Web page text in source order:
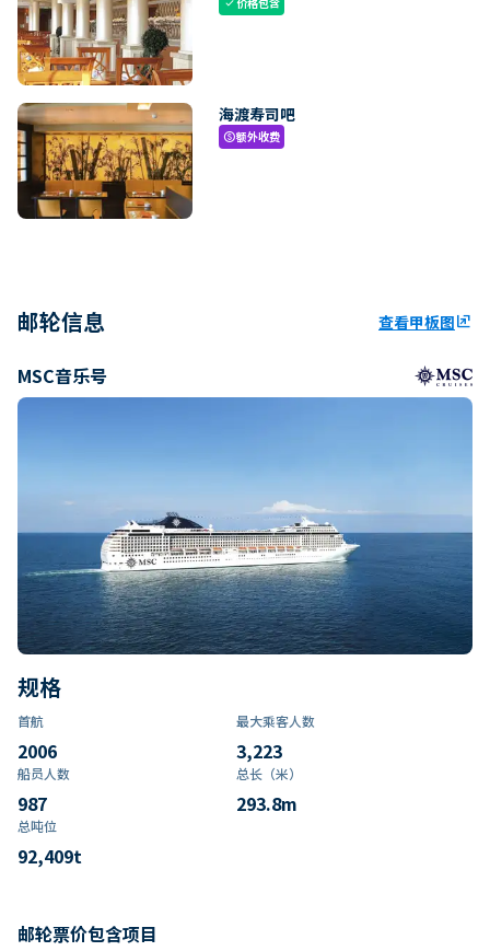
check
海渡寿司吧
paid额外收费
邮轮信息 查看甲板图ungroup
MSC音乐号
规格
首航
2006
最大乘客人数
3,223
船员人数
987
总长（米）
293.8m
总吨位
92,409t
邮轮票价包含项目